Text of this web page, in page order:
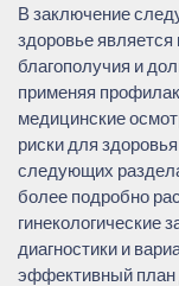
В заключение
здоровье
благополучия и
применяя
медицинские
риски для
следующих
более подробно
гинекологические
диагностики и
эффективный план